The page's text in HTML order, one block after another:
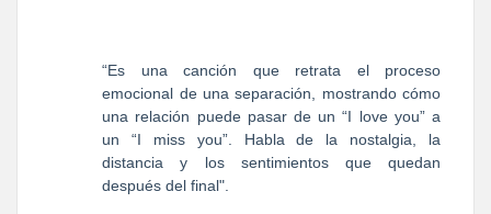
“Es una canción que retrata el proceso
emocional de una separación, mostrando cómo
una relación puede pasar de un “I love you” a
un “I miss you”. Habla de la nostalgia, la
distancia y los sentimientos que quedan
después del final".